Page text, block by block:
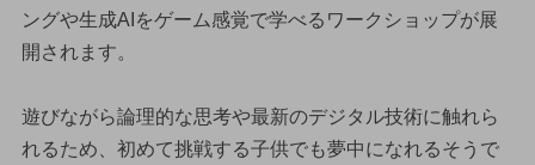
ングや生成AIをゲーム感覚で学べるワークショップが展
開されます。
遊びながら論理的な思考や最新のデジタル技術に触れら
れるため、初めて挑戦する子供でも夢中になれるそうで